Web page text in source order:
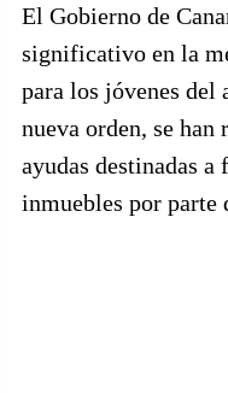
El Gobierno de
significativo en la
para los jóvenes del
nueva orden, se han
ayudas destinadas
inmuebles por parte